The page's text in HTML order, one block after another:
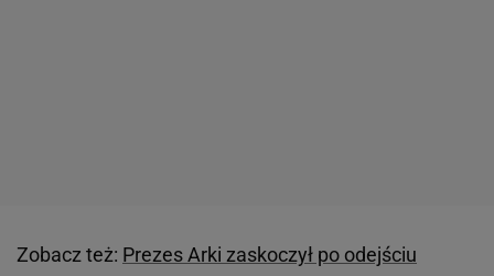
Zobacz też: Prezes Arki zaskoczył po odejściu